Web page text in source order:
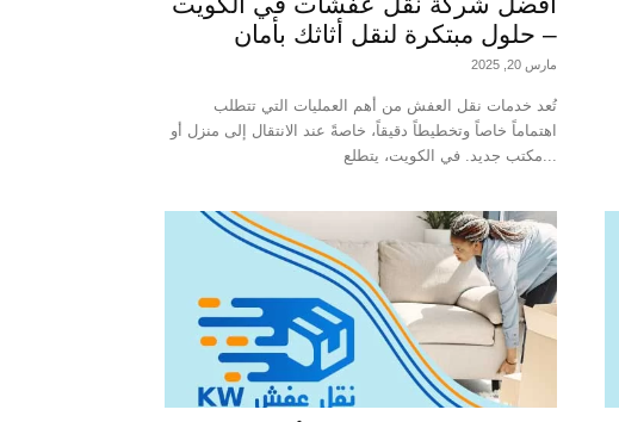
– حلول مبتكرة لنقل أثاثك بأمان
مارس 20, 2025
تُعد خدمات نقل العفش من أهم العمليات التي تتطلب
اهتماماً خاصاً وتخطيطاً دقيقاً، خاصةً عند الانتقال إلى منزل أو
مكتب جديد. في الكويت، يتطلع...